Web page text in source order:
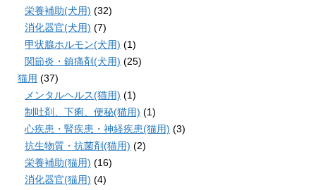
栄養補助(犬用) (32)
消化器官(犬用) (7)
甲状腺ホルモン(犬用) (1)
関節炎・鎮痛剤(犬用) (25)
猫用 (37)
メンタルヘルス(猫用) (1)
制吐剤、下痢、便秘(猫用) (1)
心疾患・腎疾患・神経疾患(猫用) (3)
抗生物質・抗菌剤(猫用) (2)
栄養補助(猫用) (16)
消化器官(猫用) (4)